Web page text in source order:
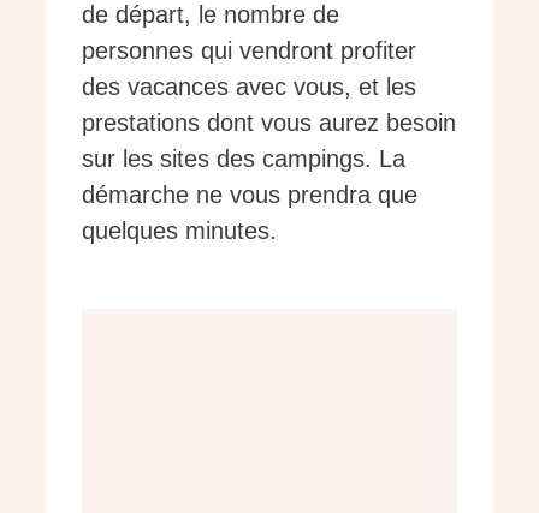
de départ, le nombre de
personnes qui vendront profiter
des vacances avec vous, et les
prestations dont vous aurez besoin
sur les sites des campings. La
démarche ne vous prendra que
quelques minutes.